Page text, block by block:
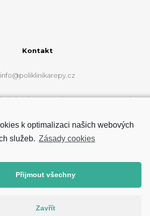
Kontakt
info@poliklinikarepy.cz
je pouze informační a e-mail
k optimalizaci našich webových
služeb. Zásady cookies
Přijmout všechny
Zavřít